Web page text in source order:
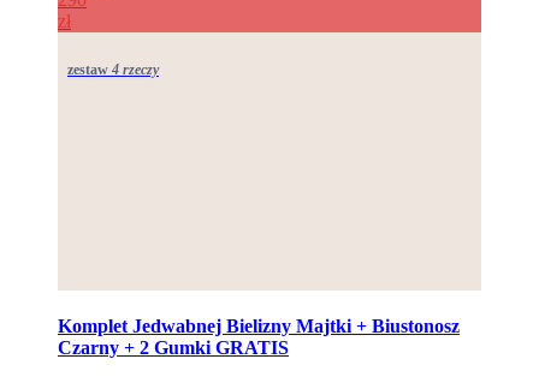
zł
zestaw 4 rzeczy
Komplet Jedwabnej Bielizny Majtki + Biustonosz
Czarny + 2 Gumki GRATIS